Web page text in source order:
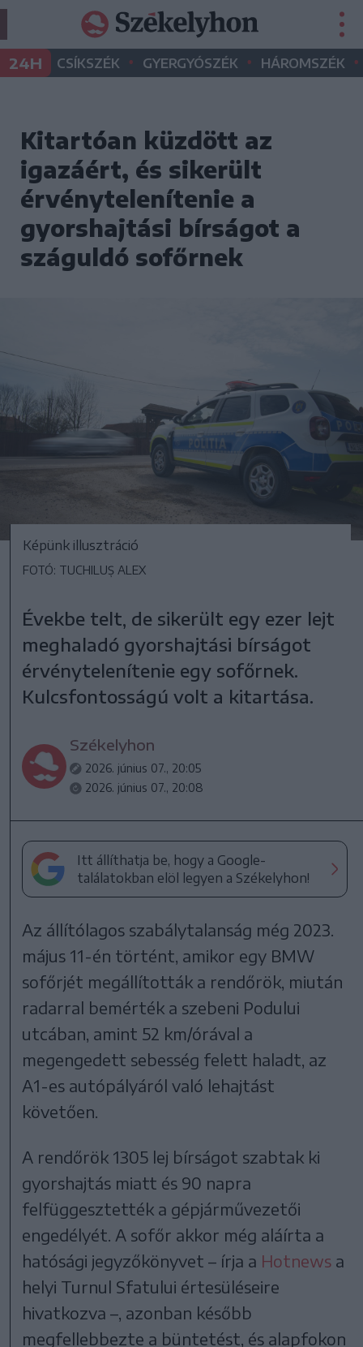
24H CSÍKSZÉK • GYERGYÓSZÉK • HÁROMSZÉK •
Kitartóan küzdött az
igazáért, és sikerült
érvénytelenítenie a
gyorshajtási bírságot a
száguldó sofőrnek
Képünk illusztráció
FOTÓ: TUCHILUȘ ALEX
Évekbe telt, de sikerült egy ezer lejt
meghaladó gyorshajtási bírságot
érvénytelenítenie egy sofőrnek.
Kulcsfontosságú volt a kitartása.
Székelyhon
2026. június 07., 20:05
2026. június 07., 20:08
Itt állíthatja be, hogy a Google-
találatokban elöl legyen a Székelyhon!
Az állítólagos szabálytalanság még 2023.
május 11-én történt, amikor egy BMW
sofőrjét megállították a rendőrök, miután
radarral bemérték a szebeni Podului
utcában, amint 52 km/órával a
megengedett sebesség felett haladt, az
A1-es autópályáról való lehajtást
követően.
A rendőrök 1305 lej bírságot szabtak ki
gyorshajtás miatt és 90 napra
felfüggesztették a gépjárművezetői
engedélyét. A sofőr akkor még aláírta a
hatósági jegyzőkönyvet – írja a Hotnews a
helyi Turnul Sfatului értesüléseire
hivatkozva –, azonban később
megfellebbezte a büntetést, és alapfokon